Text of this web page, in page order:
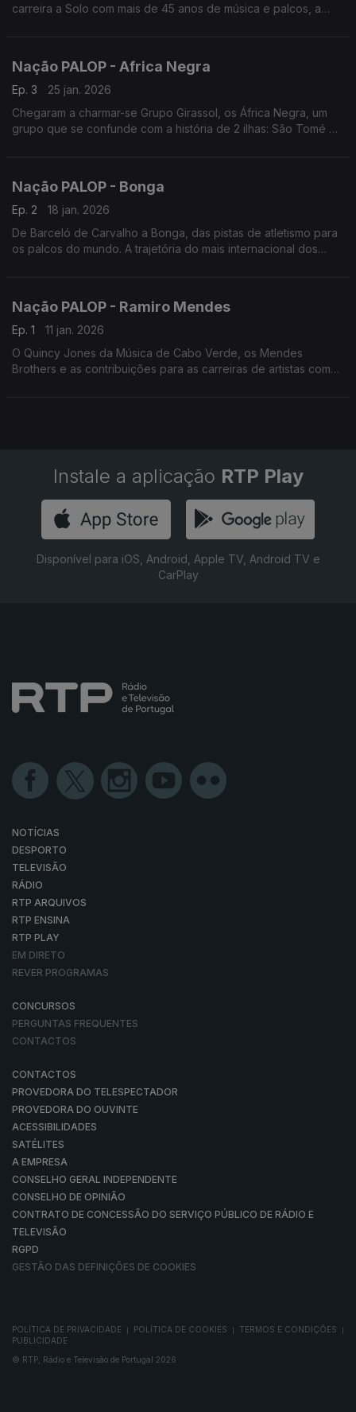
carreira a Solo com mais de 45 anos de música e palcos, a
Nação PALOP - Africa Negra
Ep. 3
25 jan. 2026
Chegaram a charmar-se Grupo Girassol, os África Negra, um
grupo que se confunde com a história de 2 ilhas: São Tomé e
Nação PALOP - Bonga
Ep. 2
18 jan. 2026
De Barceló de Carvalho a Bonga, das pistas de atletismo para
os palcos do mundo. A trajetória do mais internacional dos
Nação PALOP - Ramiro Mendes
Ep. 1
11 jan. 2026
O Quincy Jones da Música de Cabo Verde, os Mendes
Brothers e as contribuições para as carreiras de artistas como
Instale a aplicação RTP Play
Disponível para iOS, Android, Apple TV, Android TV e
CarPlay
NOTÍCIAS
DESPORTO
TELEVISÃO
RÁDIO
RTP ARQUIVOS
RTP ENSINA
RTP PLAY
EM DIRETO
REVER PROGRAMAS
CONCURSOS
PERGUNTAS FREQUENTES
CONTACTOS
CONTACTOS
PROVEDORA DO TELESPECTADOR
PROVEDORA DO OUVINTE
ACESSIBILIDADES
SATÉLITES
A EMPRESA
CONSELHO GERAL INDEPENDENTE
CONSELHO DE OPINIÃO
CONTRATO DE CONCESSÃO DO SERVIÇO PÚBLICO DE RÁDIO E
TELEVISÃO
RGPD
GESTÃO DAS DEFINIÇÕES DE COOKIES
POLÍTICA DE PRIVACIDADE POLÍTICA DE COOKIES TERMOS E CONDIÇÕES
PUBLICIDADE
© RTP, Rádio e Televisão de Portugal 2026